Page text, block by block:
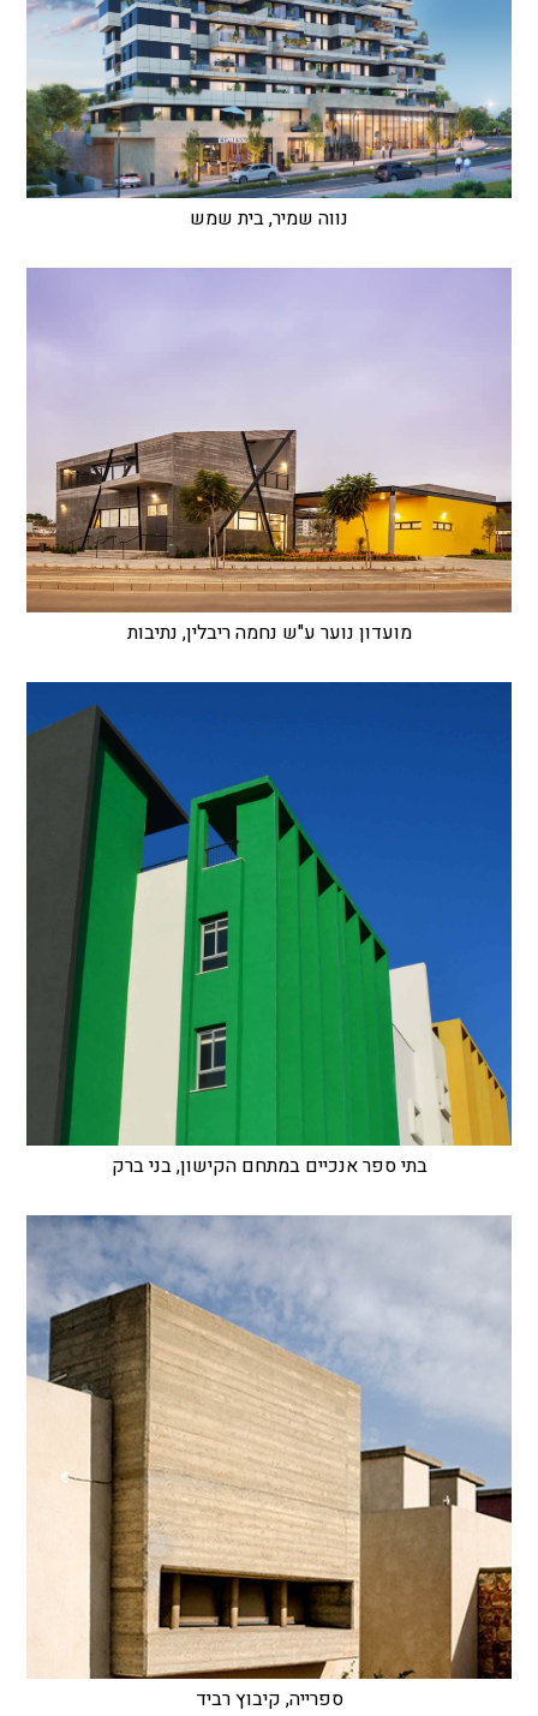
נווה שמיר, בית שמש
מועדון נוער ע"ש נחמה ריבלין, נתיבות
בתי ספר אנכיים במתחם הקישון, בני ברק
ספרייה, קיבוץ רביד